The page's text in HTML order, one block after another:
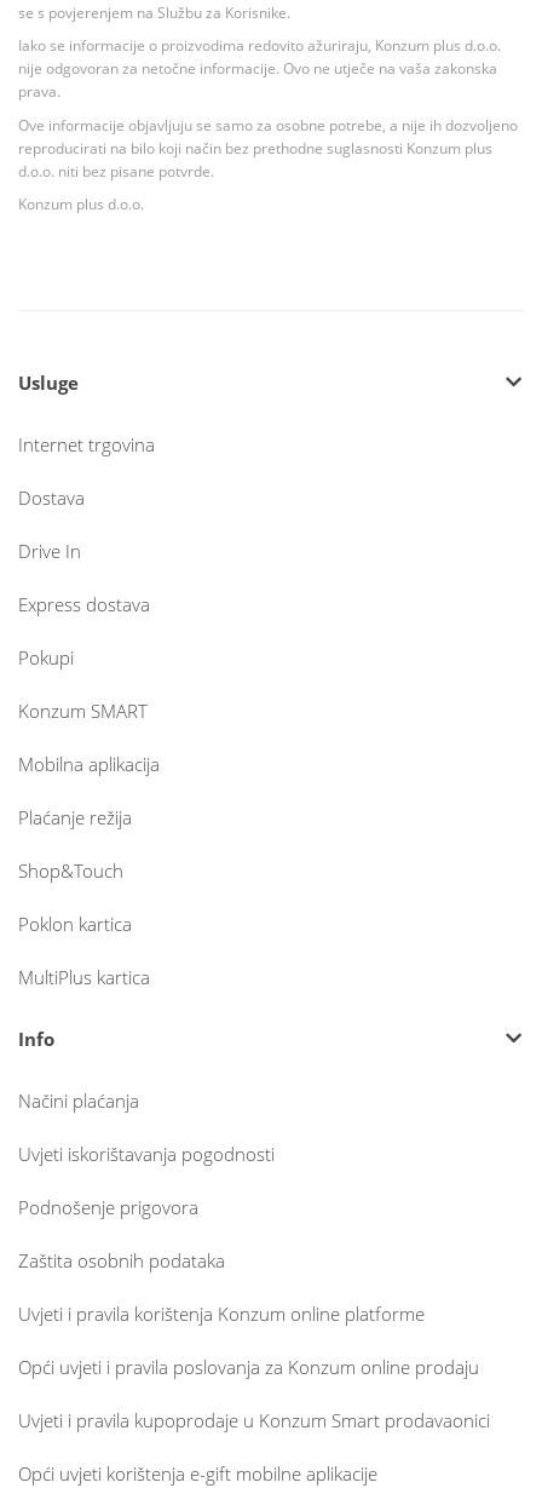
se s povjerenjem na Službu za Korisnike.
Iako se informacije o proizvodima redovito ažuriraju, Konzum plus d.o.o.
nije odgovoran za netočne informacije. Ovo ne utječe na vaša zakonska
prava.
Ove informacije objavljuju se samo za osobne potrebe, a nije ih dozvoljeno
reproducirati na bilo koji način bez prethodne suglasnosti Konzum plus
d.o.o. niti bez pisane potvrde.
Konzum plus d.o.o.
Usluge
Internet trgovina
Dostava
Drive In
Express dostava
Pokupi
Konzum SMART
Mobilna aplikacija
Plaćanje režija
Shop&Touch
Poklon kartica
MultiPlus kartica
Info
Načini plaćanja
Uvjeti iskorištavanja pogodnosti
Podnošenje prigovora
Zaštita osobnih podataka
Uvjeti i pravila korištenja Konzum online platforme
Opći uvjeti i pravila poslovanja za Konzum online prodaju
Uvjeti i pravila kupoprodaje u Konzum Smart prodavaonici
Opći uvjeti korištenja e-gift mobilne aplikacije